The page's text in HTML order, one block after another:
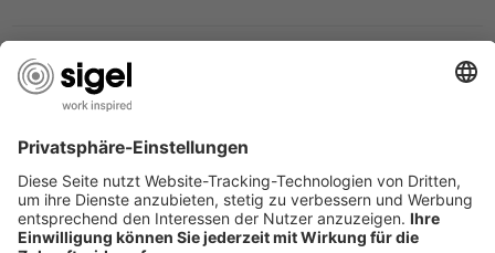
JOBS
INFORMATIONEN